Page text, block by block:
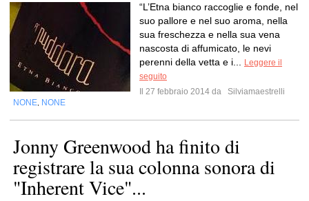
“L’Etna bianco raccoglie e fonde, nel
suo pallore e nel suo aroma, nella
sua freschezza e nella sua vena
nascosta di affumicato, le nevi
perenni della vetta e i...
Leggere il
seguito
Il 27 febbraio 2014 da
Silviamaestrelli
NONE NONE
Jonny Greenwood ha finito di
registrare la sua colonna sonora di
"Inherent Vice"...